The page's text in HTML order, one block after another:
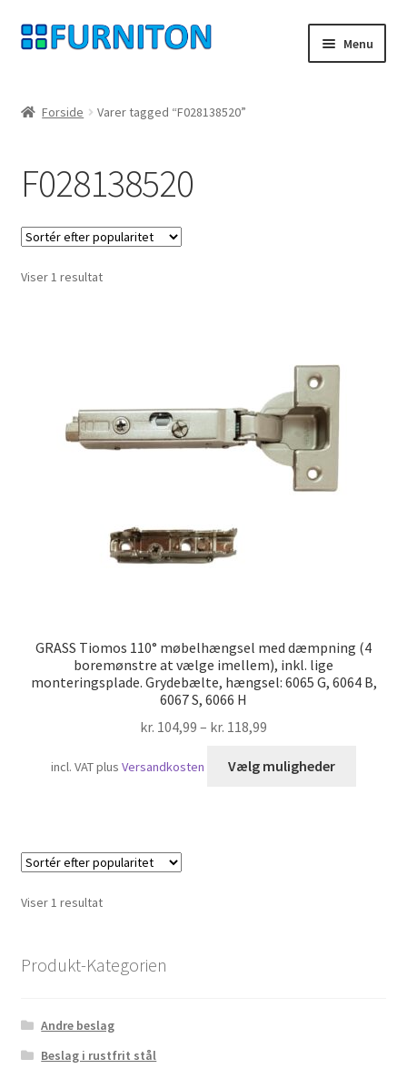
Spring
til
Spring
til
Menu
privatliv
fortrydelsesret
Kontakt
Skibsfart
Forside Varer tagged “F028138520”
F028138520
Viser 1 resultat
GRASS Tiomos 110° møbelhængsel med dæmpning (4
boremønstre at vælge imellem), inkl. lige
monteringsplade. Grydebælte, hængsel: 6065 G, 6064 B,
6067 S, 6066 H
kr. 104,99 – kr. 118,99
incl. VATplusVersandkosten Vælg muligheder
Viser 1 resultat
Produkt-Kategorien
Andre beslag
Beslag i rustfrit stål